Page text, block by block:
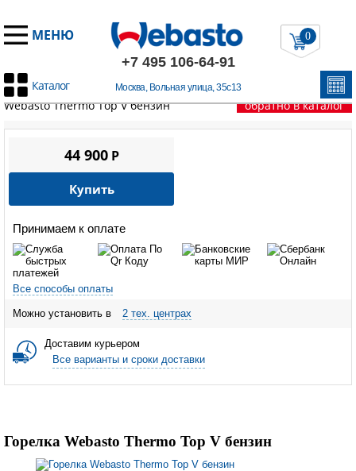
МЕНЮ
+7 495 106-64-91
Москва, Вольная улица, 35с13
Каталог
0
Главная / Запчасти Вебасто/Thermo Top V / VEVO
Горелка
Webasto Thermo Top V бензин
обратно в каталог
Принимаем к оплате
Все способы оплаты
Можно установить в 2 тех. центрах
Доставим курьером
Все варианты и сроки доставки
44 900P
Купить
Горелка Webasto Thermo Top V бензин